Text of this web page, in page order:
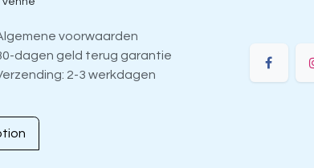
voorwaarden
dagen geld terug garantie
2-3 werkdagen